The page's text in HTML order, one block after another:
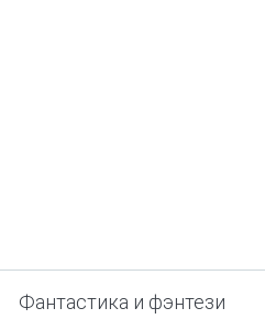
Фантастика и фэнтези